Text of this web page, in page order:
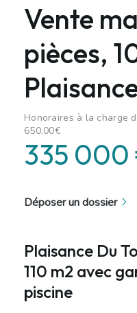
Vente
pièces,
Honoraires à la charge
650,00€
335 000
Déposer un dossier
Plaisance Du
110 m2 avec
piscine